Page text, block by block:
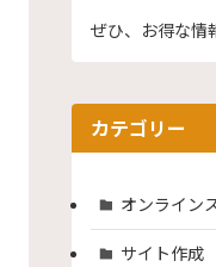
ぜひ、お得な情
カテゴリー
オンライン
サイト作成